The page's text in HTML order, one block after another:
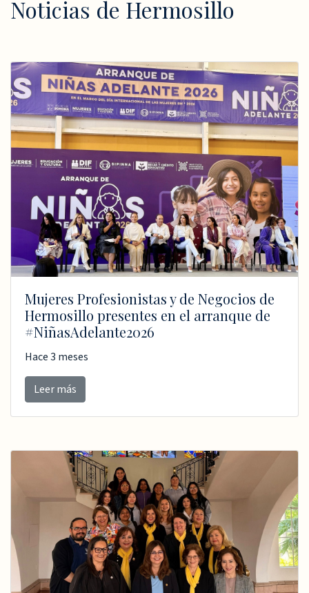
Noticias de Hermosillo
Mujeres Profesionistas y de Negocios de
Hermosillo presentes en el arranque de
#NiñasAdelante2026
Hace 3 meses
Leer más